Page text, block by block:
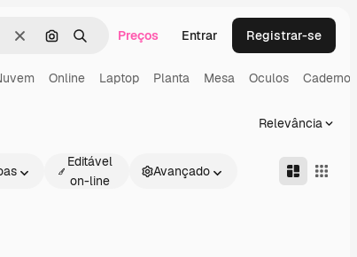
LimparPesquisar por imagem
BuscarPreços Entrar Registrar-se
Online Laptop Planta Mesa Oculos Caderno
Relevância
Editável
on-line
Avançado